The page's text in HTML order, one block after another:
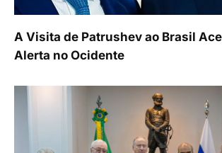
A Visita de Patrushev ao Brasil
Alerta no Ocidente